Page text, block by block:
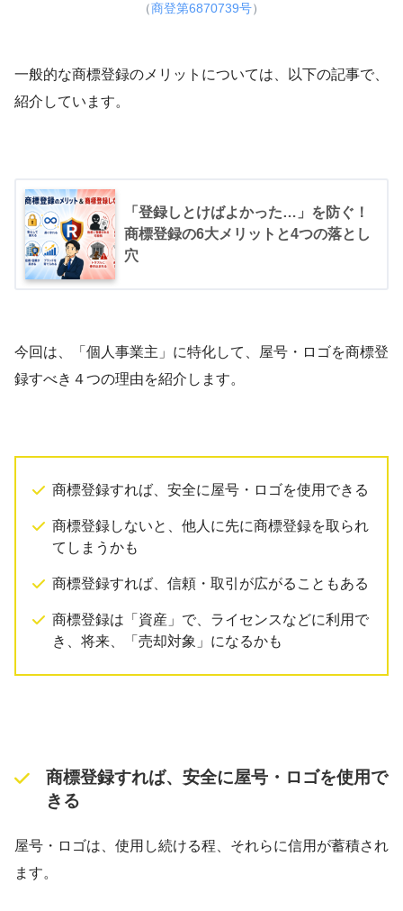
（商登第6870739号）
一般的な商標登録のメリットについては、以下の記事で、
紹介しています。
「登録しとけばよかった…」を防ぐ！
商標登録の6大メリットと4つの落とし
穴
今回は、「個人事業主」に特化して、屋号・ロゴを商標登
録すべき４つの理由を紹介します。
商標登録すれば、安全に屋号・ロゴを使用できる
商標登録しないと、他人に先に商標登録を取られ
てしまうかも
商標登録すれば、信頼・取引が広がることもある
商標登録は「資産」で、ライセンスなどに利用で
き、将来、「売却対象」になるかも
商標登録すれば、安全に屋号・ロゴを使用で
きる
屋号・ロゴは、使用し続ける程、それらに信用が蓄積され
ます。